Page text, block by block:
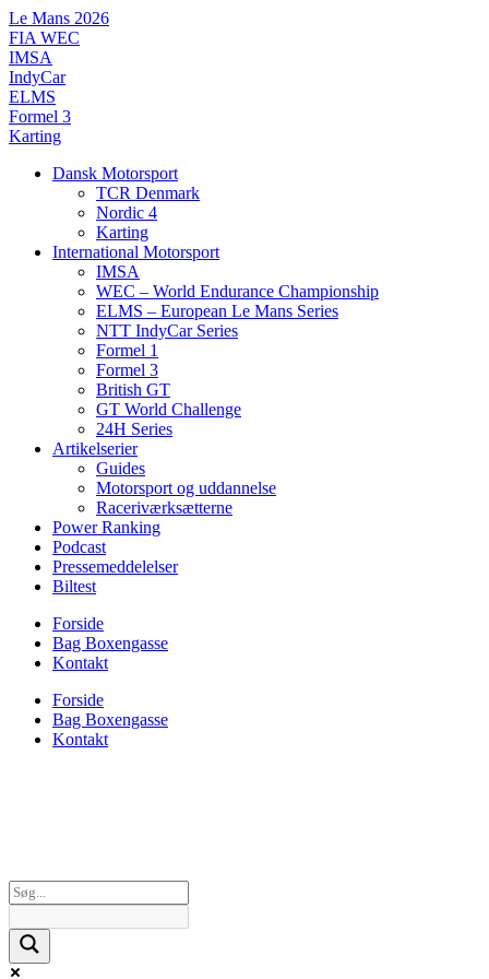
Videre
til
indhold
Le Mans 2026
FIA WEC
IMSA
IndyCar
ELMS
Formel 3
Karting
Dansk Motorsport
TCR Denmark
Nordic 4
Karting
International Motorsport
IMSA
WEC – World Endurance Championship
ELMS – European Le Mans Series
NTT IndyCar Series
Formel 1
Formel 3
British GT
GT World Challenge
24H Series
Artikelserier
Guides
Motorsport og uddannelse
Raceriværksætterne
Power Ranking
Podcast
Pressemeddelelser
Biltest
Forside
Bag Boxengasse
Kontakt
Forside
Bag Boxengasse
Kontakt